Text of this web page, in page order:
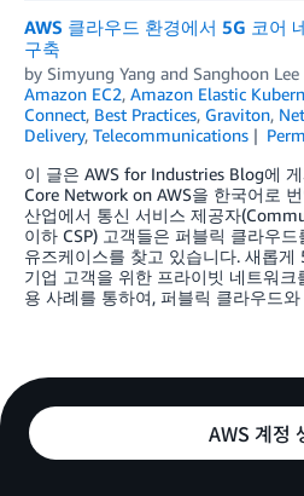
AWS 클라우드 환경에서 5G 코어
구축
by Simyung Yang and Sanghoon Lee
Amazon EC2, Amazon Elastic
Connect, Best Practices, Graviton,
Delivery, Telecommunications
이 글은 AWS for Industries Blog에
Core Network on AWS을 한국어로
산업에서 통신 서비스 제공자
이하 CSP) 고객들은 퍼블릭 클라우
유즈케이스를 찾고 있습니다. 새롭
기업 고객을 위한 프라이빗 네트워
용 사례를 통하여, 퍼블릭 클라우드
AWS 계정